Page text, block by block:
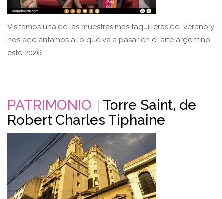
Visitamos una de las muestras mas taquilleras del verano y
nos adelantamos a lo que va a pasar en el arte argentino
este 2026.
PATRIMONIO
Torre Saint, de
Robert Charles Tiphaine